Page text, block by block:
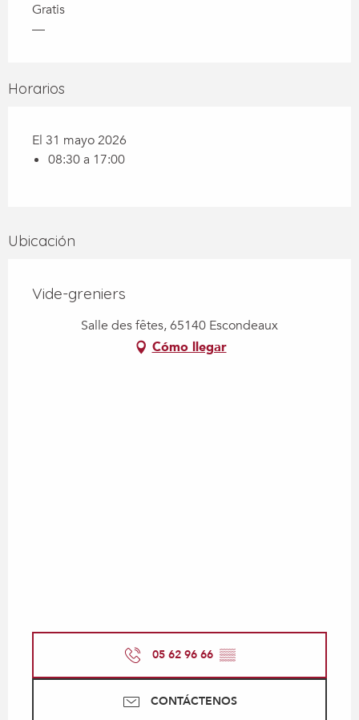
Gratis
—
Horarios
El 31 mayo 2026
08:30 a 17:00
Ubicación
Vide-greniers
Salle des fêtes, 65140 Escondeaux
Cómo llegar
05 62 96 66 ▒▒
CONTÁCTENOS